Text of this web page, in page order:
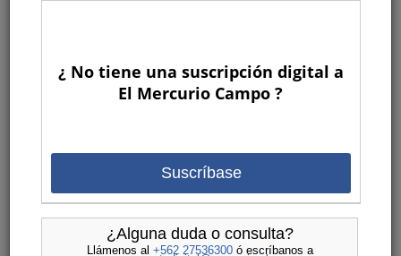
¿ No tiene una suscripción digital a
El Mercurio Campo ?
Suscríbase
¿Alguna duda o consulta?
Llámenos al +562 27536300ó escríbanos a